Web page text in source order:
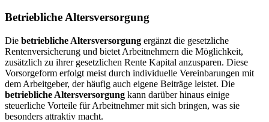
Betriebliche Altersversorgung
Die betriebliche Altersversorgung ergänzt die gesetzliche
Rentenversicherung und bietet Arbeitnehmern die Möglichkeit,
zusätzlich zu ihrer gesetzlichen Rente Kapital anzusparen. Diese
Vorsorgeform erfolgt meist durch individuelle Vereinbarungen mit
dem Arbeitgeber, der häufig auch eigene Beiträge leistet. Die
betriebliche Altersversorgung kann darüber hinaus einige
steuerliche Vorteile für Arbeitnehmer mit sich bringen, was sie
besonders attraktiv macht.